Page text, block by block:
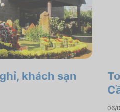
khách sạn
06/